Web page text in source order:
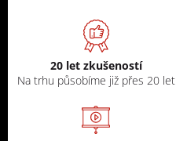
20 let zkušeností
Na trhu působíme již přes 20 let